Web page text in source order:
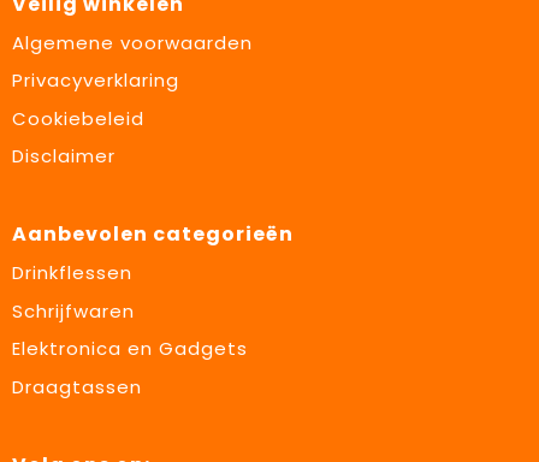
Algemene voorwaarden
Privacyverklaring
Cookiebeleid
Disclaimer
Aanbevolen categorieën
Drinkflessen
Schrijfwaren
Elektronica en Gadgets
Draagtassen